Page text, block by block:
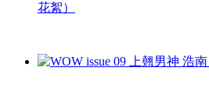
花絮）